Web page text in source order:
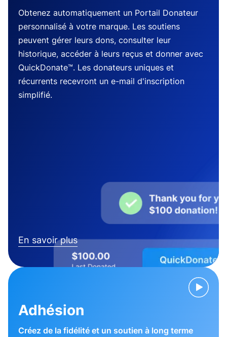
Obtenez automatiquement un Portail Donateur
personnalisé à votre marque. Les soutiens
peuvent gérer leurs dons, consulter leur
historique, accéder à leurs reçus et donner avec
QuickDonate™. Les donateurs uniques et
récurrents recevront un e-mail d'inscription
simplifié.
En savoir plus
Adhésion
Créez de la fidélité et un soutien à long terme